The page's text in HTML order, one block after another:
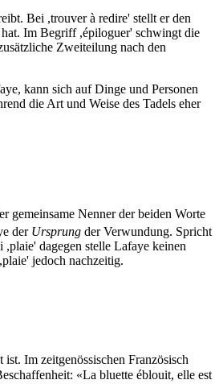
Bei ,trouver à redire' stellt er den
hat. Im Begriff ,épiloguer' schwingt die
Zweiteilung nach den
kann sich auf Dinge und Personen
die Art und Weise des Tadels eher
gemeinsame Nenner der beiden Worte
der Ursprung der Verwundung. Spricht
,plaie' dagegen stelle Lafaye keinen
jedoch nachzeitig.
Im zeitgenössischen Französisch
«La bluette éblouit, elle est